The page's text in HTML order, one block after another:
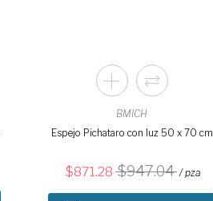
BMICH
Espejo Pichataro con luz 50 x 70 cm
871.28 947.04 / pza